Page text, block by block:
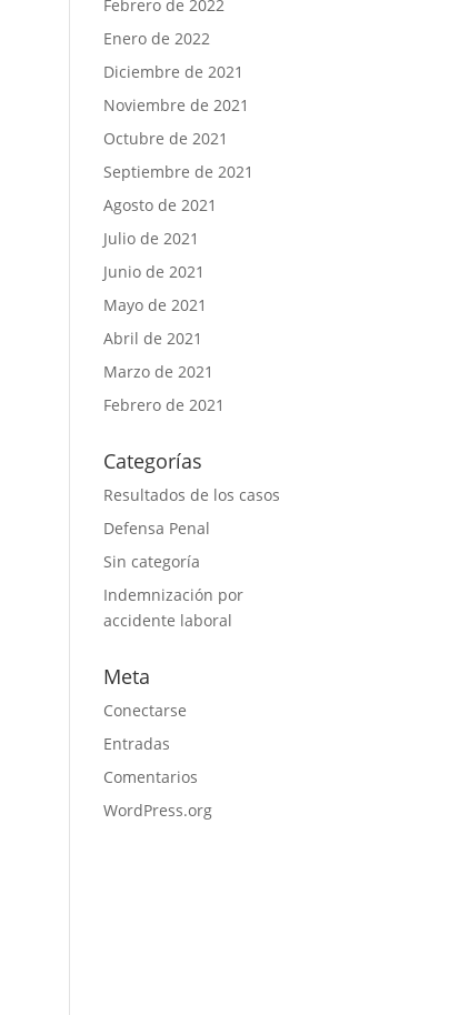
Febrero de 2022
Enero de 2022
Diciembre de 2021
Noviembre de 2021
Octubre de 2021
Septiembre de 2021
Agosto de 2021
Julio de 2021
Junio de 2021
Mayo de 2021
Abril de 2021
Marzo de 2021
Febrero de 2021
Categorías
Resultados de los casos
Defensa Penal
Sin categoría
Indemnización por
accidente laboral
Meta
Conectarse
Entradas
Comentarios
WordPress.org